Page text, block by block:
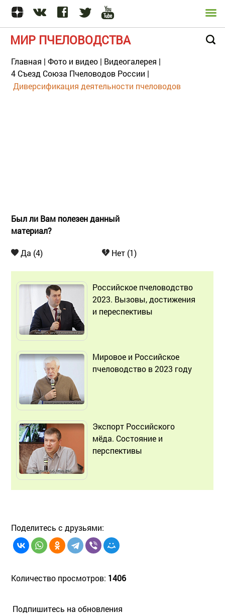
МИР ПЧЕЛОВОДСТВА
Главная | Фото и видео | Видеогалерея |
4 Съезд Союза Пчеловодов России |
Диверсификация деятельности пчеловодов
Был ли Вам полезен данный
материал?
Да (4) Нет (1)
Российское пчеловодство
2023. Вызовы, достижения
и переспективы
Мировое и Российское
пчеловодство в 2023 году
Экспорт Российского
мёда. Состояние и
перспективы
Поделитесь с друзьями:
Количество просмотров: 1406
Подпишитесь на обновления